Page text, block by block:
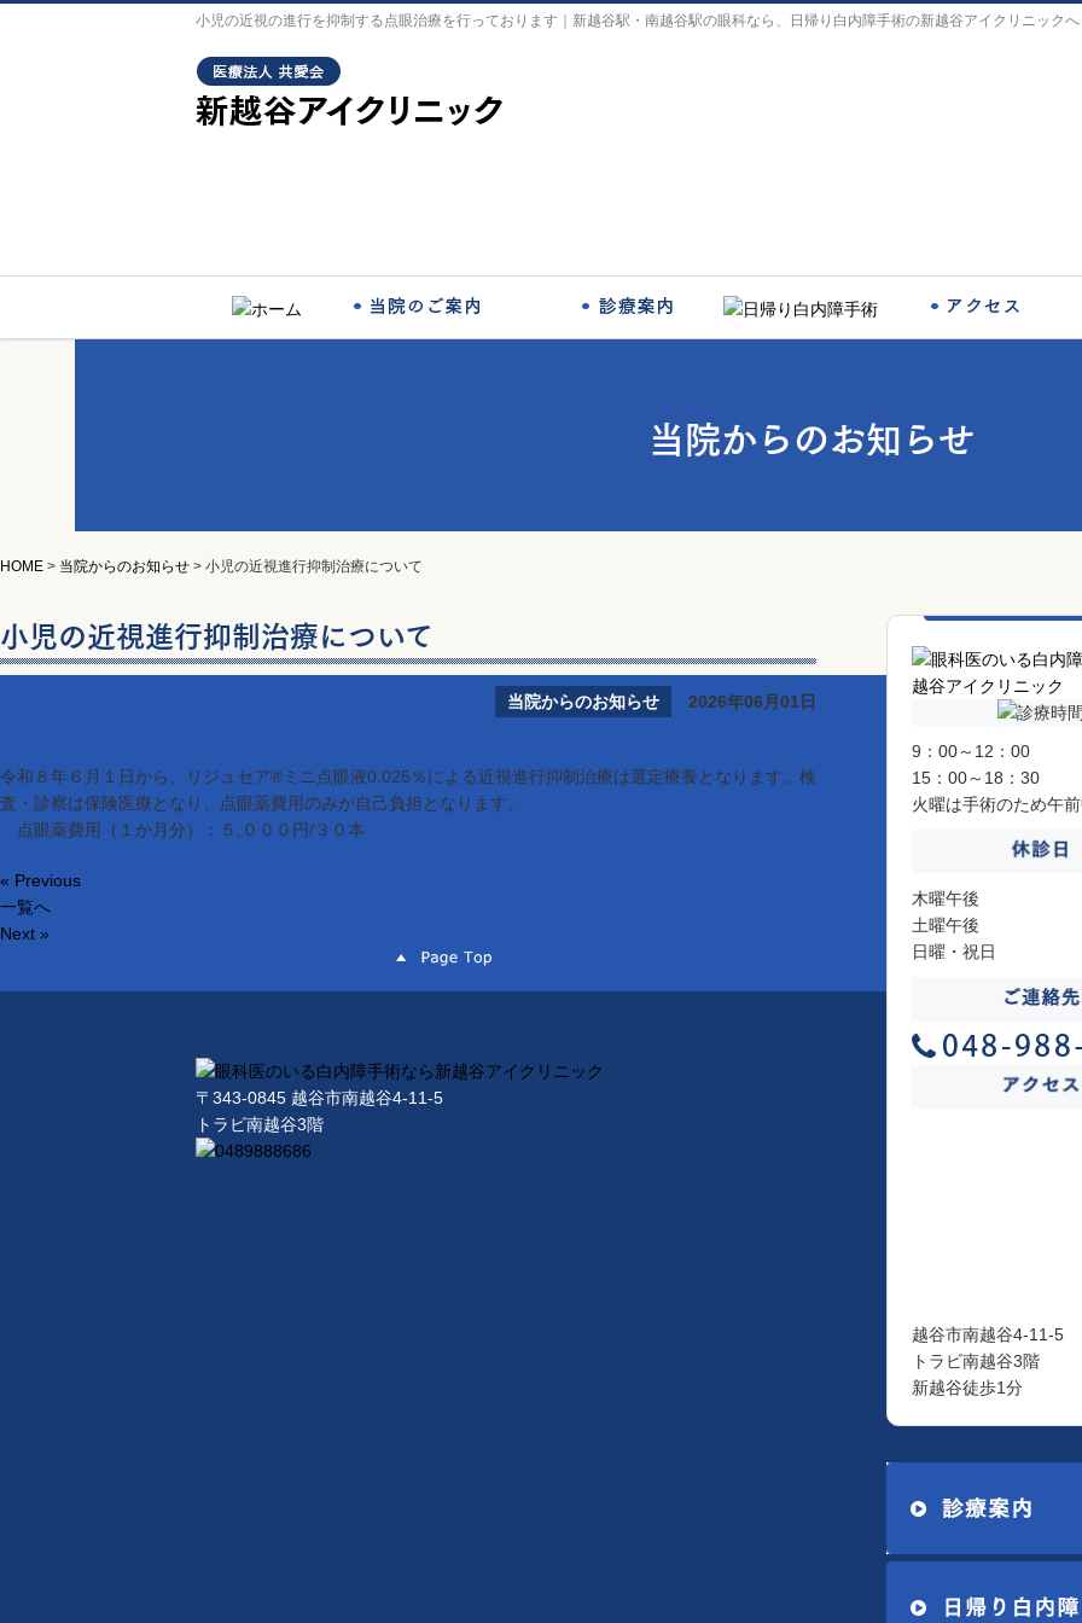
小児の近視の進行を抑制する点眼治療を行っております｜新越谷駅・南越谷駅の眼科なら、日帰り白内障手術の新越谷アイクリニックへ
当院からのお知らせ
HOME > 当院からのお知らせ > 小児の近視進行抑制治療について
小児の近視進行抑制治療について
当院からのお知らせ 2026年06月01日
令和８年６月１日から、リジュセア®ミニ点眼液0.025％による近視進行抑制治療は選定療養となります。検
査・診察は保険医療となり、点眼薬費用のみが自己負担となります。
点眼薬費用（１か月分）：５,０００円/３０本
« Previous
一覧へ
Next »
9：00～12：00
15：00～18：30
火曜は手術のため午
木曜午後
土曜午後
日曜・祝日
越谷市南越谷4-11-5
トラビ南越谷3階
新越谷徒歩1分
〒343-0845 越谷市南越谷4-11-5
トラビ南越谷3階